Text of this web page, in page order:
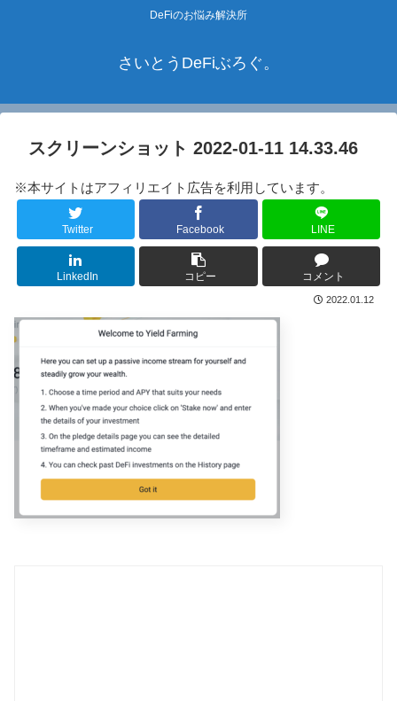
DeFiのお悩み解決所
さいとうDeFiぶろぐ。
スクリーンショット 2022-01-11 14.33.46
※本サイトはアフィリエイト広告を利用しています。
Twitter Facebook LINE
LinkedIn コピー コメント
2022.01.12